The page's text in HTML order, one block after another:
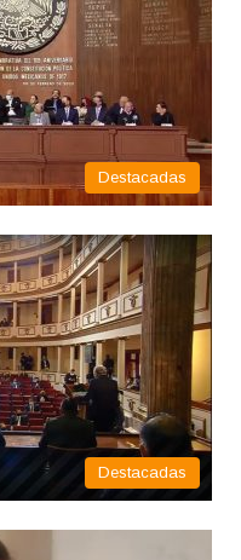
Destacadas
Destacadas